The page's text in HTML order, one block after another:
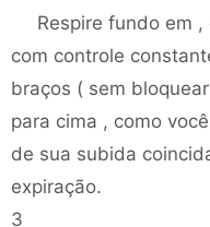
Respire fundo em
com controle
braços ( sem
para cima , como
de sua subida
expiração.
3